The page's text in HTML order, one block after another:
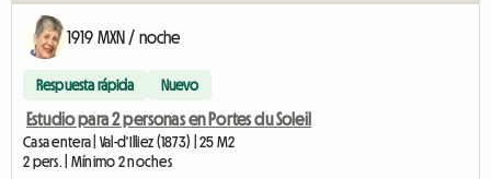
1919 MXN / noche
Respuesta rápida Nuevo
Estudio para 2 personas en Portes du Soleil
Casa entera | Val-d'Illiez (1873) | 25 M2
2 pers. | Mínimo 2 noches